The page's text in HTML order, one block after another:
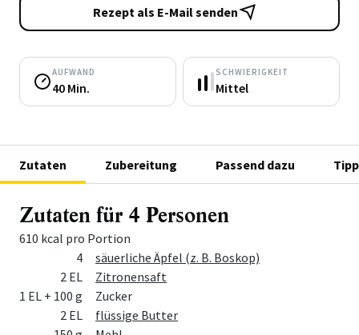
Rezept als E-Mail senden
AUFWAND
40 Min.
SCHWIERIGKEIT
Mittel
Zutaten Zubereitung Passend dazu
Zutaten für 4 Personen
610 kcal pro Portion
Zutat
4
säuerliche Äpfel (z. B. Boskop)
2 EL
Zitronensaft
1 EL + 100 g
Zucker
2 EL
flüssige Butter